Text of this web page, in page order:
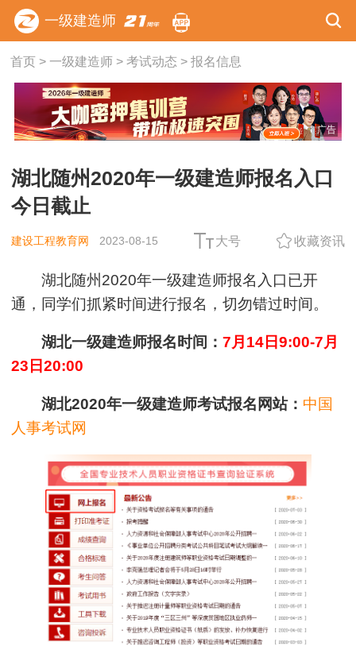
一级建造师
首页> 一级建造师> 考试动态 > 报名信息
广告
湖北随州2020年一级建造师报名入口
今日截止
建设工程教育网 2023-08-15 大号 收藏资讯
湖北随州2020年一级建造师报名入口已开
通，同学们抓紧时间进行报名，切勿错过时间。
湖北一级建造师报名时间：7月14日9:00-7月
23日20:00
湖北2020年一级建造师考试报名网站： 中国
人事考试网